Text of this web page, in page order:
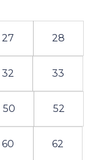
27 28
32 33
50 52
60 62